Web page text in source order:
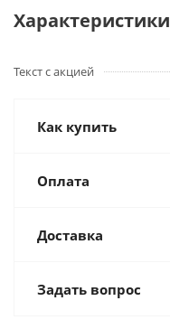
Характеристики
Текст с акцией
Как купить
Оплата
Доставка
Задать вопрос